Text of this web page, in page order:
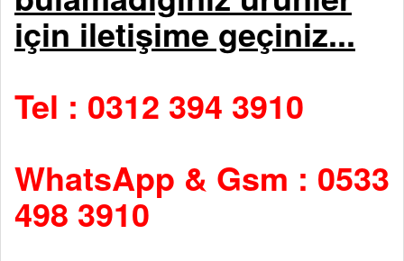
için iletişime geçiniz...
Tel : 0312 394 3910
WhatsApp & Gsm : 0533
498 3910